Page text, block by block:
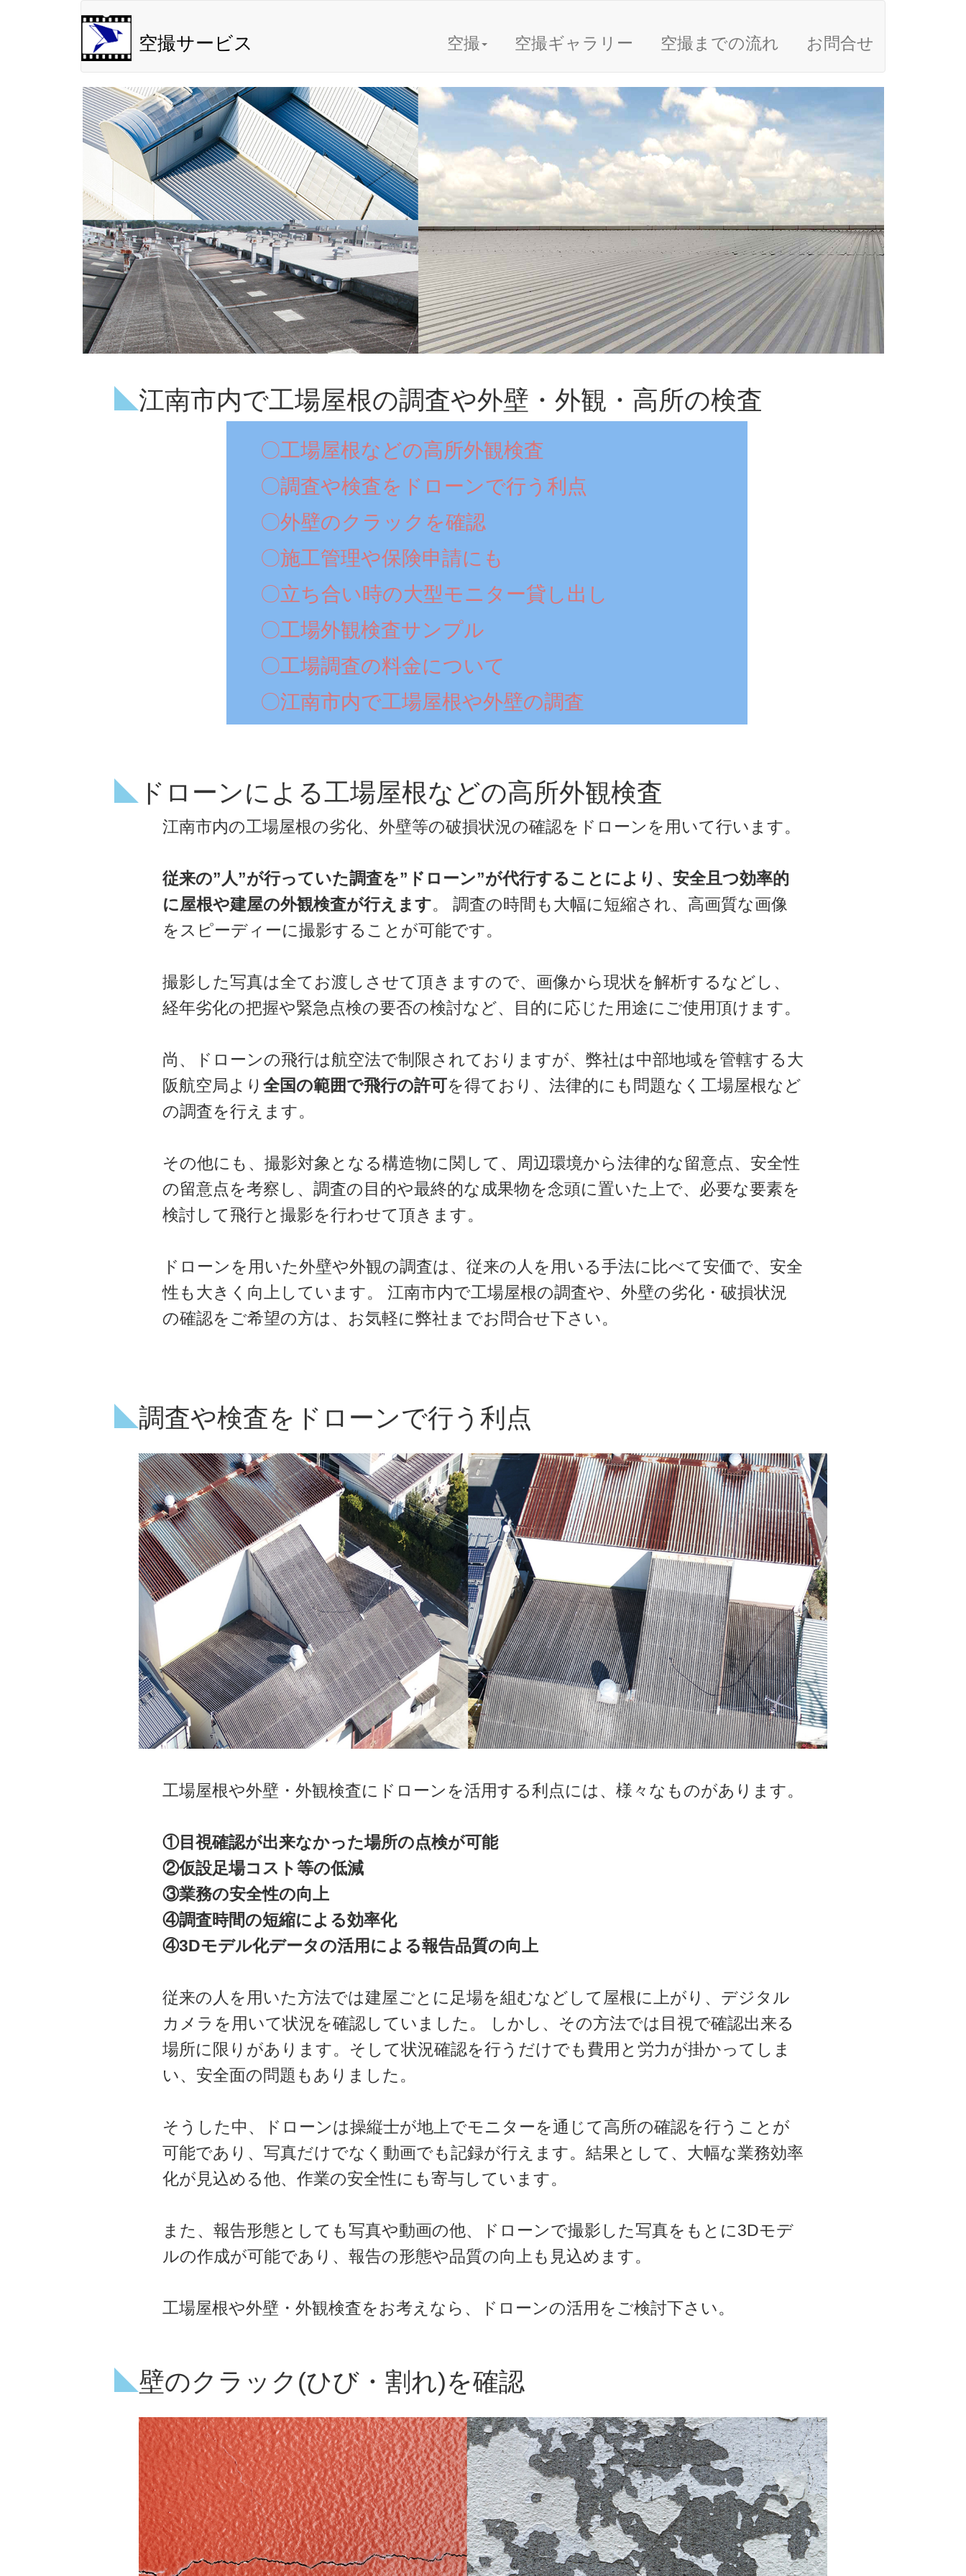
空撮サービス 空撮 空撮ギャラリー 空撮までの流れ お問合せ
江南市内で工場屋根の調査や外壁・外観・高所の検査
〇工場屋根などの高所外観検査
〇調査や検査をドローンで行う利点
〇外壁のクラックを確認
〇施工管理や保険申請にも
〇立ち合い時の大型モニター貸し出し
〇工場外観検査サンプル
〇工場調査の料金について
〇江南市内で工場屋根や外壁の調査
ドローンによる工場屋根などの高所外観検査
江南市内の工場屋根の劣化、外壁等の破損状況の確認をドローンを用いて行います。
従来の”人”が行っていた調査を”ドローン”が代行することにより、安全且つ効率的
に屋根や建屋の外観検査が行えます。 調査の時間も大幅に短縮され、高画質な画像
をスピーディーに撮影することが可能です。
撮影した写真は全てお渡しさせて頂きますので、画像から現状を解析するなどし、
経年劣化の把握や緊急点検の要否の検討など、目的に応じた用途にご使用頂けます。
尚、ドローンの飛行は航空法で制限されておりますが、弊社は中部地域を管轄する大
阪航空局より 全国の範囲で飛行の許可を得ており、法律的にも問題なく工場屋根など
の調査を行えます。
その他にも、撮影対象となる構造物に関して、周辺環境から法律的な留意点、安全性
の留意点を考察し、調査の目的や最終的な成果物を念頭に置いた上で、必要な要素を
検討して飛行と撮影を行わせて頂きます。
ドローンを用いた外壁や外観の調査は、従来の人を用いる手法に比べて安価で、安全
性も大きく向上しています。 江南市内で工場屋根の調査や、外壁の劣化・破損状況
の確認をご希望の方は、お気軽に弊社までお問合せ下さい。
調査や検査をドローンで行う利点
工場屋根や外壁・外観検査にドローンを活用する利点には、様々なものがあります。
①目視確認が出来なかった場所の点検が可能
②仮設足場コスト等の低減
③業務の安全性の向上
④調査時間の短縮による効率化
④3Dモデル化データの活用による報告品質の向上
従来の人を用いた方法では建屋ごとに足場を組むなどして屋根に上がり、デジタル
カメラを用いて状況を確認していました。 しかし、その方法では目視で確認出来る
場所に限りがあります。そして状況確認を行うだけでも費用と労力が掛かってしま
い、安全面の問題もありました。
そうした中、ドローンは操縦士が地上でモニターを通じて高所の確認を行うことが
可能であり、写真だけでなく動画でも記録が行えます。結果として、大幅な業務効率
化が見込める他、作業の安全性にも寄与しています。
また、報告形態としても写真や動画の他、ドローンで撮影した写真をもとに3Dモデ
ルの作成が可能であり、報告の形態や品質の向上も見込めます。
工場屋根や外壁・外観検査をお考えなら、ドローンの活用をご検討下さい。
壁のクラック(ひび・割れ)を確認